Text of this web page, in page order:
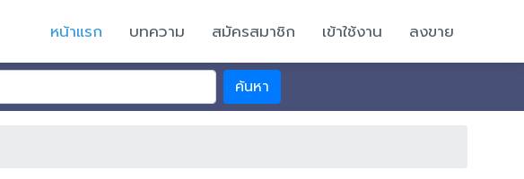
หน้าแรก บทความ สมัครสมาชิก เข้าใช้งาน ลงขาย
ค้นหา